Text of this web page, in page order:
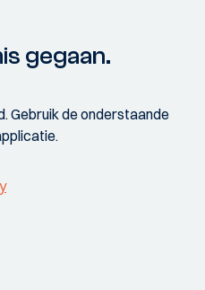
gegaan.
Gebruik de onderstaande